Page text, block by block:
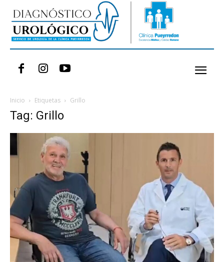
Inicio Etiquetas Grillo
Tag: Grillo